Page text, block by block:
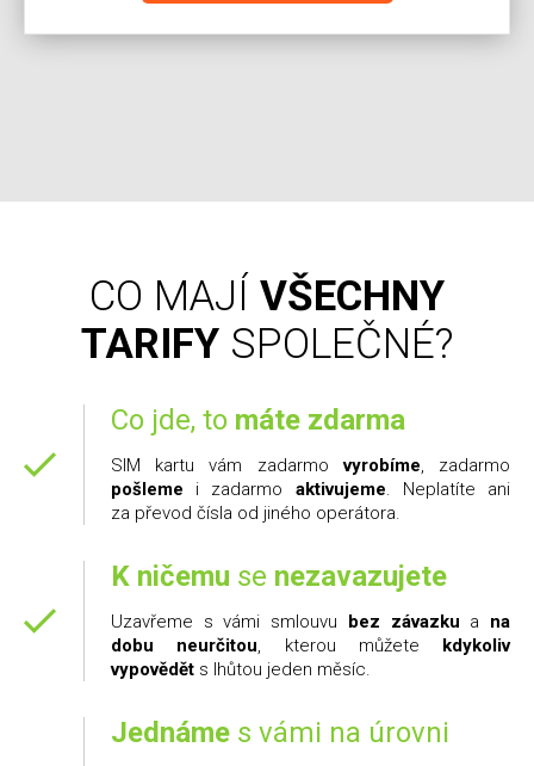
CO MAJÍ VŠECHNY
TARIFY SPOLEČNÉ?
Co jde, to máte zdarma
SIM kartu vám zadarmovyrobíme, zadarmo
pošleme i zadarmo aktivujeme. Neplatíte ani
za převod čísla od jiného operátora.
K ničemu se nezavazujete
Uzavřeme s vámi smlouvu bez závazku a na
dobu neurčitou, kterou můžete kdykoliv
vypovědět s lhůtou jeden měsíc.
Jednáme s vámi na úrovni